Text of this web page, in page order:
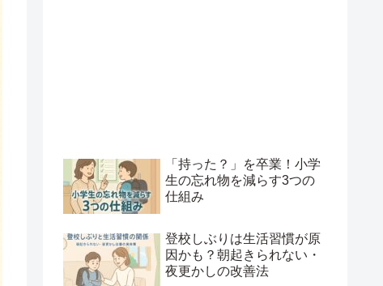
「持った？」を卒業！小学
生の忘れ物を減らす3つの
仕組み
登校しぶりは生活習慣が原
因かも？朝起きられない・
夜更かしの改善法